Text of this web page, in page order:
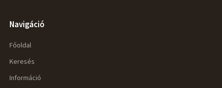
Navigáció
Főoldal
Keresés
Információ